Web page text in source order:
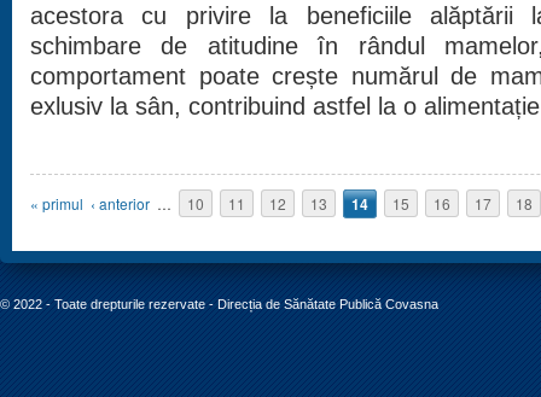
acestora cu privire la beneficiile
schimbare de atitudine în rândul
comportament poate crește numărul de
exlusiv la sân, contribuind astfel la o
Pagini
« primul ‹ anterior … 10 11 12 13 14 15 16 17 18
© 2022 - Toate drepturile rezervate - Direcția de Sănătate Publică Covasna